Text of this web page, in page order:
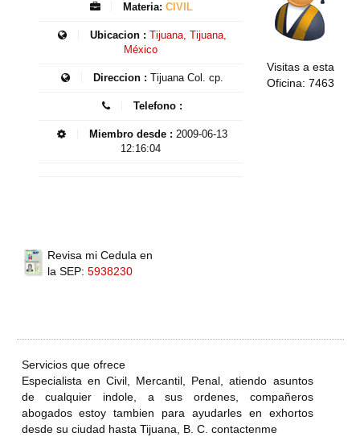
Materia: CIVIL
Ubicacion : Tijuana, Tijuana,
México
Direccion : Tijuana Col. cp.
Telefono :
Miembro desde : 2009-06-13
12:16:04
Visitas a esta
Oficina: 7463
Revisa mi Cedula en
la SEP: 5938230
Servicios que ofrece
Especialista en Civil, Mercantil, Penal, atiendo asuntos
de cualquier indole, a sus ordenes, compañeros
abogados estoy tambien para ayudarles en exhortos
desde su ciudad hasta Tijuana, B. C. contactenme